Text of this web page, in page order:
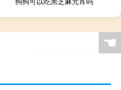
☚